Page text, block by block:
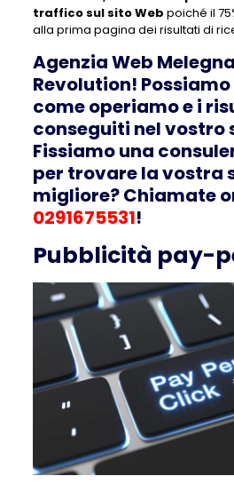
traffico sul sito Web poiché il
alla prima pagina dei risultati di
Agenzia Web
Revolution!
come operiamo e i
conseguiti nel vostro
Fissiamo una
per trovare la vostra
migliore? Chiamate
0291675531!
Pubblicità pay-